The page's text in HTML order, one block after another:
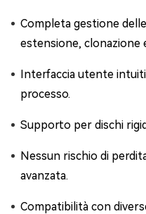
Completa gestione
estensione, clonazione
Interfaccia utente
processo.
Supporto per dischi
Nessun rischio di
avanzata.
Compatibilità con